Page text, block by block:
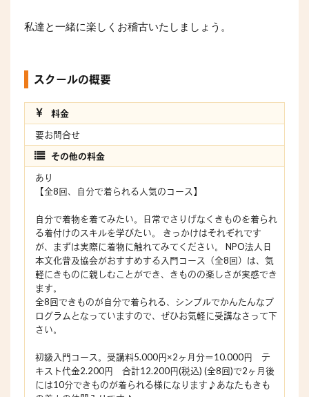
私達と一緒に楽しくお稽古いたしましょう。
スクールの概要
料金
要お問合せ
その他の料金
あり
【全8回、自分で着られる人気のコース】
自分で着物を着てみたい。日常でさりげなくきものを着られ
る着付けのスキルを学びたい。 きっかけはそれぞれです
が、まずは実際に着物に触れてみてください。 NPO法人日
本文化普及協会がおすすめする入門コース（全8回）は、気
軽にきものに親しむことができ、きものの楽しさが実感でき
ます。
全8回できものが自分で着られる、シンプルでかんたんなプ
ログラムとなっていますので、ぜひお気軽に受講なさって下
さい。
初級入門コース。受講料5.000円×2ヶ月分＝10.000円 テ
キスト代金2.200円 合計12.200円(税込) (全8回)で2ヶ月後
には10分できものが着られる様になります♪あなたもきも